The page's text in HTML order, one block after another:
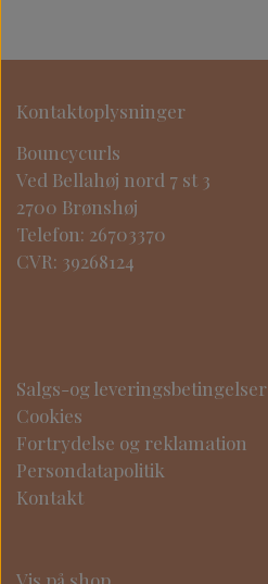
Kontaktoplysninger
Bouncycurls
Ved Bellahøj nord 7 st 3
2700 Brønshøj
Telefon: 26703370
CVR: 39268124
Salgs-og leveringsbetingelser
Cookies
Fortrydelse og reklamation
Persondatapolitik
Kontakt